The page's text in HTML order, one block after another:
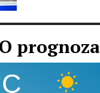
prognoza